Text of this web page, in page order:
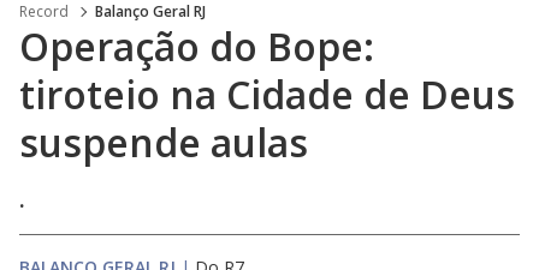
Record Balanço Geral RJ
Operação do Bope:
tiroteio na Cidade de Deus
suspende aulas
.